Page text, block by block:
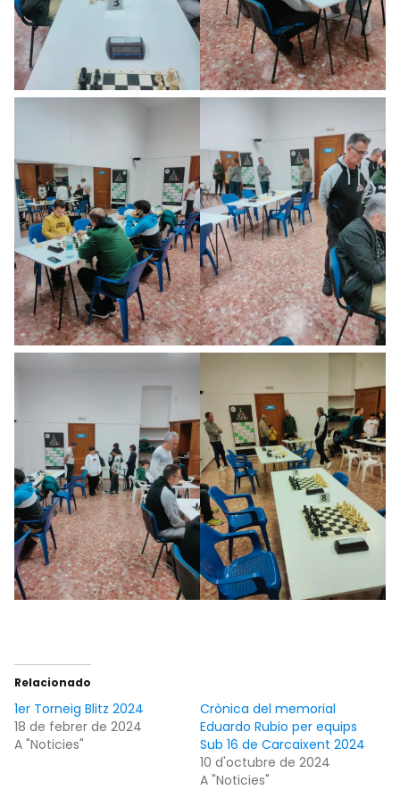
Relacionado
1er Torneig Blitz 2024
18 de febrer de 2024
A "Noticies"
Crònica del memorial
Eduardo Rubio per equips
Sub 16 de Carcaixent 2024
10 d'octubre de 2024
A "Noticies"